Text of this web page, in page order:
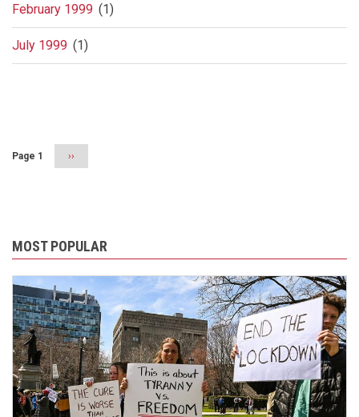
February 1999 (1)
July 1999 (1)
Page 1
Next
››
MOST POPULAR